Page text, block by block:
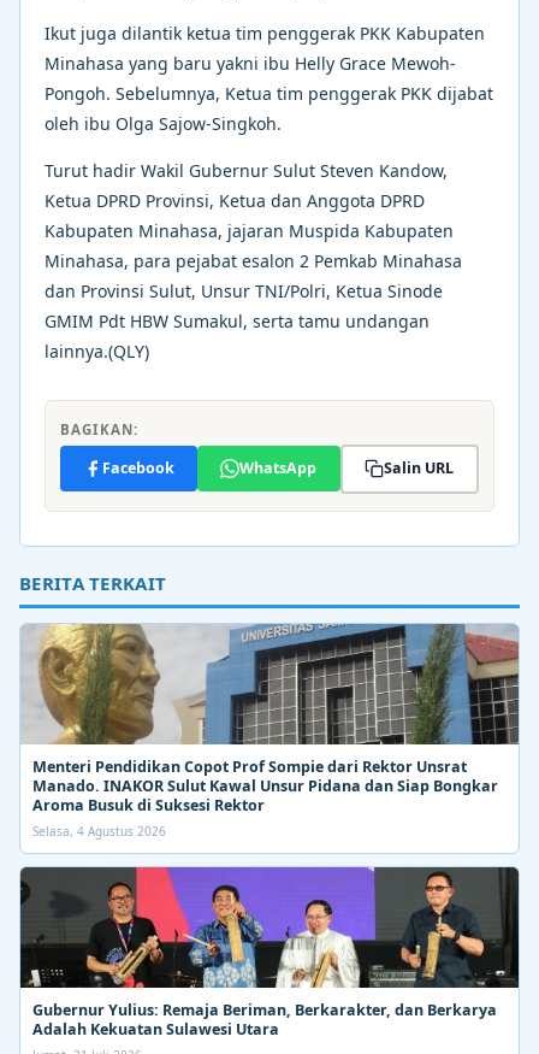
Ikut juga dilantik ketua tim penggerak PKK Kabupaten
Minahasa yang baru yakni ibu Helly Grace Mewoh-
Pongoh. Sebelumnya, Ketua tim penggerak PKK dijabat
oleh ibu Olga Sajow-Singkoh.
Turut hadir Wakil Gubernur Sulut Steven Kandow,
Ketua DPRD Provinsi, Ketua dan Anggota DPRD
Kabupaten Minahasa, jajaran Muspida Kabupaten
Minahasa, para pejabat esalon 2 Pemkab Minahasa
dan Provinsi Sulut, Unsur TNI/Polri, Ketua Sinode
GMIM Pdt HBW Sumakul, serta tamu undangan
lainnya.(QLY)
BAGIKAN:
Facebook WhatsApp Salin URL
BERITA TERKAIT
Menteri Pendidikan Copot Prof Sompie dari Rektor Unsrat
Manado. INAKOR Sulut Kawal Unsur Pidana dan Siap Bongkar
Aroma Busuk di Suksesi Rektor
Selasa, 4 Agustus 2026
Gubernur Yulius: Remaja Beriman, Berkarakter, dan Berkarya
Adalah Kekuatan Sulawesi Utara